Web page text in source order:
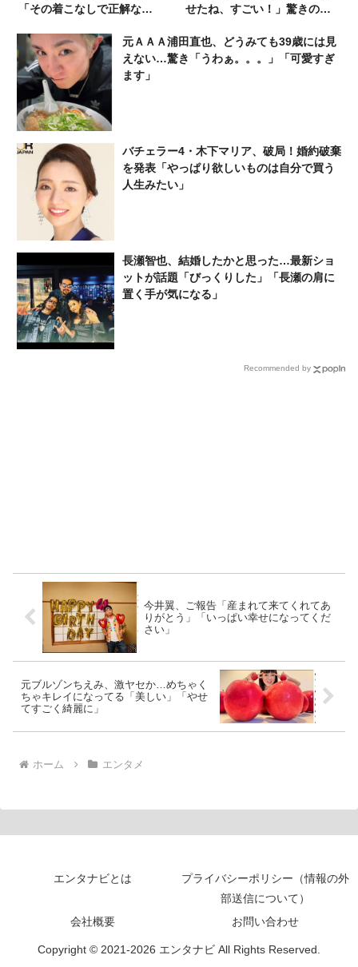
「その着こなしで正解な
せたね、すごい！」驚きの声
元ＡＡＡ浦田直也、どうみても39歳には見
えない…驚き「うわぁ。。。」「可愛すぎ
ます」
バチェラー4・木下マリア、破局！婚約破棄
を発表「やっぱり欲しいものは自分で買う
人生みたい」
長瀬智也、結婚したかと思った…最新ショ
ットが話題「びっくりした」「長瀬の肩に
置く手が気になる」
Recommended by
今井翼、ご報告「産まれて来てくれてあ
りがとう」「いっぱい幸せになってくだ
さい」
元ブルゾンちえみ、激ヤセか…めちゃく
ちゃキレイになってる「美しい」「やせ
てすごく綺麗に」
ホーム エンタメ
エンタナビとは
プライバシーポリシー（情報の外
部送信について）
会社概要
お問い合わせ
Copyright © 2021-2026 エンタナビ All Rights Reserved.